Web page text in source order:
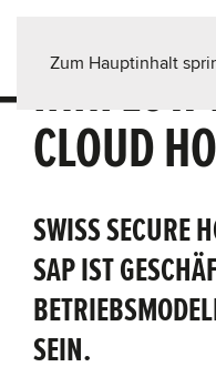
Zum Hauptinhalt
INNFLOW
CLOUD
SWISS SECURE
SAP IST
SEIN.